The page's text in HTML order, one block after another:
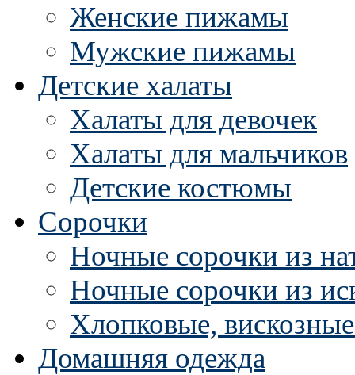
Женские пижамы
Мужские пижамы
Детские халаты
Халаты для девочек
Халаты для мальчиков
Детские костюмы
Сорочки
Ночные сорочки из
Ночные сорочки из
Хлопковые,
Домашняя одежда